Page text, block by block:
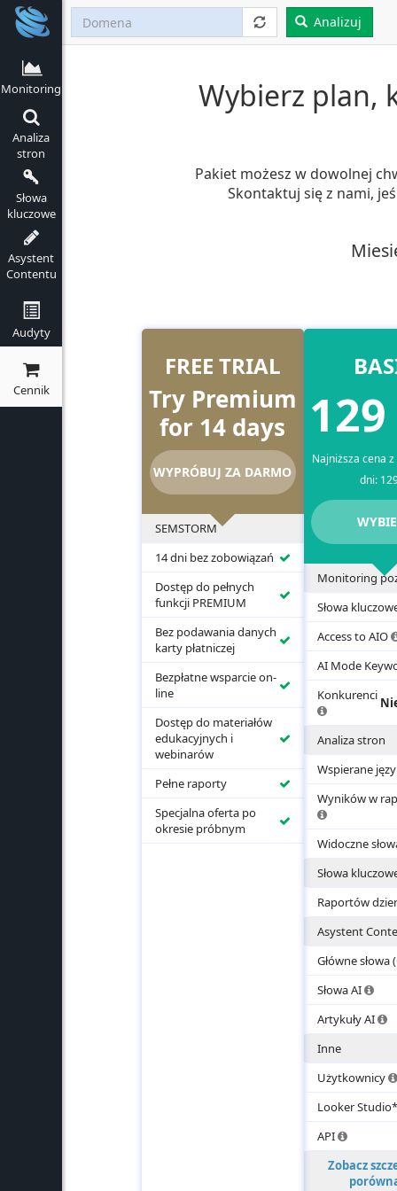
Analizuj
Monitoring
Analiza
stron
Słowa
kluczowe
Asystent
Contentu
Audyty
Cennik
Wybierz plan,
Pakiet możesz w dowolnej
Skontaktuj się z nami,
FREE TRIAL
Try Premium
for 14 days
WYPRÓBUJ ZA DARMO
SEMSTORM
14 dni bez zobowiązań
Włączone
Dostęp do pełnych
funkcji PREMIUM
Włączone
Bez podawania danych
karty płatniczej
Włączone
Bezpłatne wsparcie on-
line
Włączone
Dostęp do materiałów
edukacyjnych i
webinarów
Włączone
Pełne raporty
Włączone
Specjalna oferta po
okresie próbnym
Włączone
129
Najniższa cena
dni:
Monitoring
Słowa
Access to AIO
AI Mode
Konkurenci
SEMSTORM
bada
pozycje
WSZYSTKICH
Twoich
Analiza stron
Wspierane
Wyników w
Ta
liczba
określa,
ile
rzędów
w
tabeli
wynikami
możesz
zobaczyć
i
Widoczne
Słowa
Raportów
Asystent
Główne słowa
Słowa AI
za
w
Artykuły AI
AI
to
Inne
Użytkownicy
Looker
API
You
will
get
a
Zobacz